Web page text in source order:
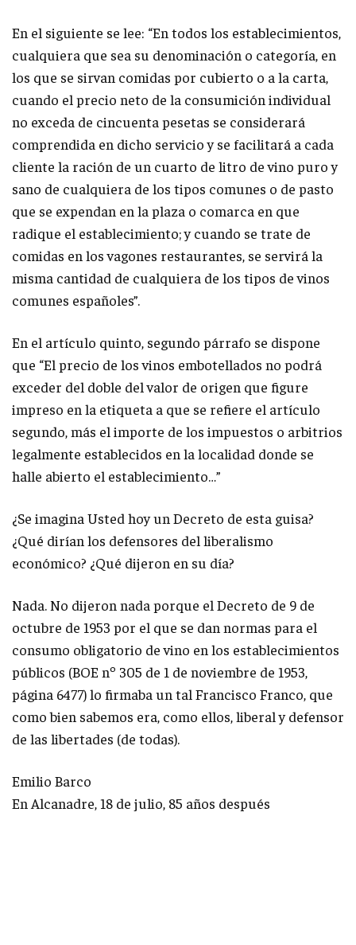
En el siguiente se lee: “En todos los establecimientos,
cualquiera que sea su denominación o categoría, en
los que se sirvan comidas por cubierto o a la carta,
cuando el precio neto de la consumición individual
no exceda de cincuenta pesetas se considerará
comprendida en dicho servicio y se facilitará a cada
cliente la ración de un cuarto de litro de vino puro y
sano de cualquiera de los tipos comunes o de pasto
que se expendan en la plaza o comarca en que
radique el establecimiento; y cuando se trate de
comidas en los vagones restaurantes, se servirá la
misma cantidad de cualquiera de los tipos de vinos
comunes españoles”.
En el artículo quinto, segundo párrafo se dispone
que “El precio de los vinos embotellados no podrá
exceder del doble del valor de origen que figure
impreso en la etiqueta a que se refiere el artículo
segundo, más el importe de los impuestos o arbitrios
legalmente establecidos en la localidad donde se
halle abierto el establecimiento…”
¿Se imagina Usted hoy un Decreto de esta guisa?
¿Qué dirían los defensores del liberalismo
económico? ¿Qué dijeron en su día?
Nada. No dijeron nada porque el Decreto de 9 de
octubre de 1953 por el que se dan normas para el
consumo obligatorio de vino en los establecimientos
públicos (BOE nº 305 de 1 de noviembre de 1953,
página 6477) lo firmaba un tal Francisco Franco, que
como bien sabemos era, como ellos, liberal y defensor
de las libertades (de todas).
Emilio Barco
En Alcanadre, 18 de julio, 85 años después